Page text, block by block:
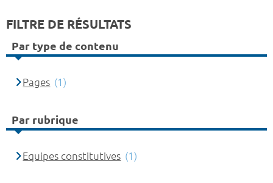
FILTRE DE RÉSULTATS
Par type de contenu
Pages (1)
Par rubrique
Equipes constitutives (1)